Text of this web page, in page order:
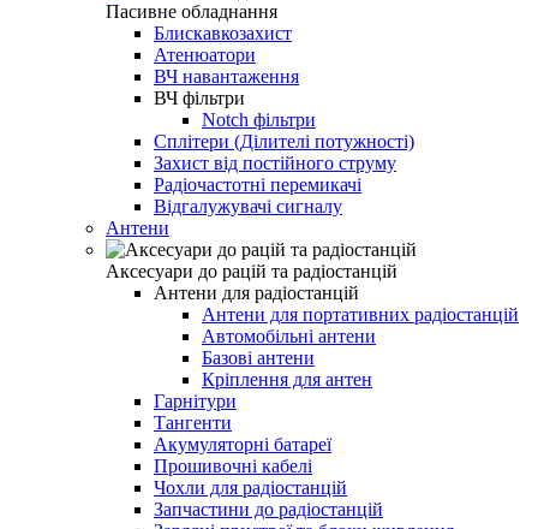
Пасивне обладнання
Блискавкозахист
Атенюатори
ВЧ навантаження
ВЧ фільтри
Notch фільтри
Сплітери (Ділителі потужності)
Захист від постійного струму
Радіочастотні перемикачі
Відгалужувачі сигналу
Антени
Аксесуари до рацій та радіостанцій
Антени для радіостанцій
Антени для портативних радіостанцій
Автомобільні антени
Базові антени
Кріплення для антен
Гарнітури
Тангенти
Акумуляторні батареї
Прошивочні кабелі
Чохли для радіостанцій
Запчастини до радіостанцій